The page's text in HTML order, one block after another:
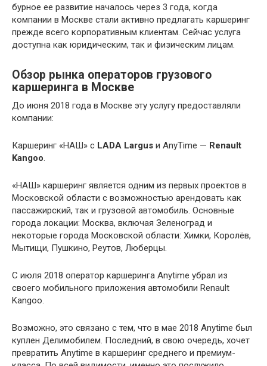
бурное ее развитие началось через 3 года, когда
компании в Москве стали активно предлагать каршеринг
прежде всего корпоративным клиентам. Сейчас услуга
доступна как юридическим, так и физическим лицам.
Обзор рынка операторов грузового
каршеринга в Москве
До июня 2018 года в Москве эту услугу предоставляли
компании:
Каршеринг «НАШ» с LADA Largus и AnyTime — Renault
Kangoo.
«НАШ» каршеринг является одним из первых проектов в
Московской области с возможностью арендовать как
пассажирский, так и грузовой автомобиль. Основные
города локации: Москва, включая Зеленоград и
некоторые города Московской области: Химки, Королёв,
Мытищи, Пушкино, Реутов, Люберцы.
С июля 2018 оператор каршеринга Anytime убрал из
своего мобильного приложения автомобили Renault
Kangoo.
Возможно, это связано с тем, что в мае 2018 Anytime был
куплен Делимобилем. Последний, в свою очередь, хочет
превратить Anytime в каршеринг среднего и премиум-